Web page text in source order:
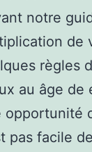
notre
de
règles
au âge
opportunité
pas facile